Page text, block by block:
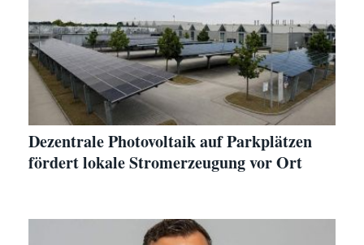
Dezentrale Photovoltaik auf Parkplätzen
fördert lokale Stromerzeugung vor Ort